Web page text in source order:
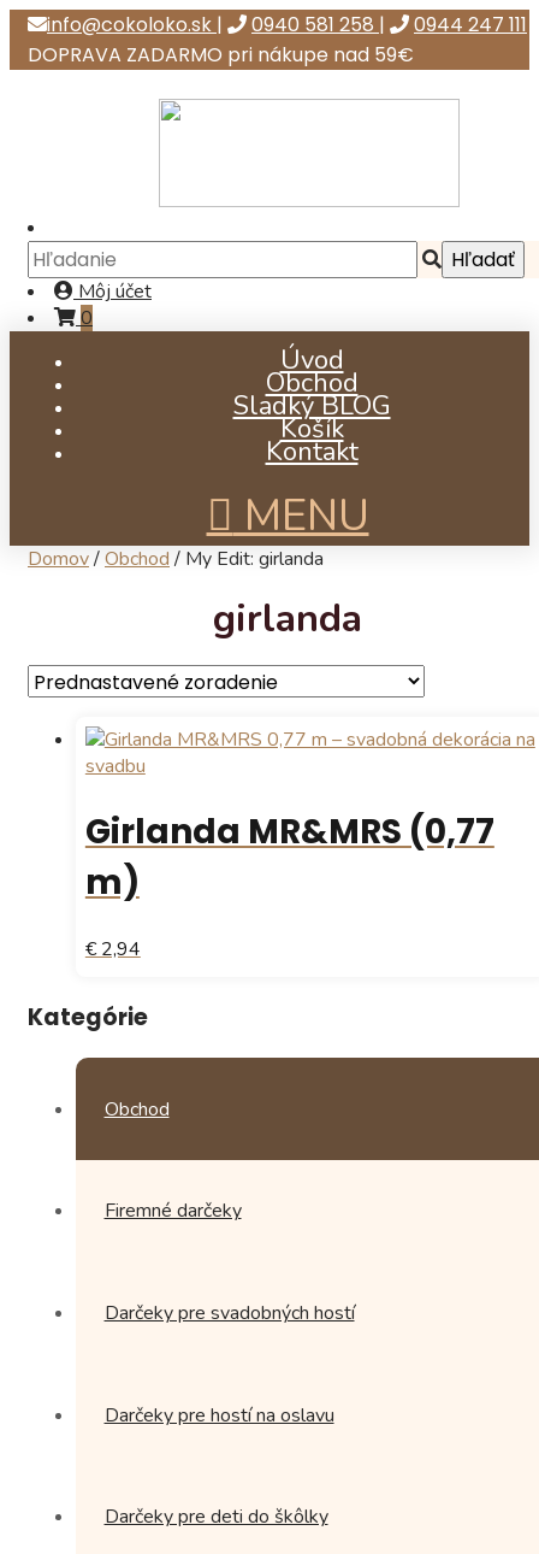
info@cokoloko.sk | 0940 581 258 |
0944 247 111
DOPRAVA ZADARMO pri nákupe nad 59€
Môj účet
0
Úvod
Obchod
Sladký BLOG
Košík
Kontakt
MENU
Domov/Obchod / My Edit: girlanda
girlanda
Girlanda MR&MRS (0,77
m)
€ 2,94
Kategórie
Obchod
Firemné darčeky
Darčeky pre svadobných hostí
Darčeky pre hostí na oslavu
Darčeky pre deti do škôlky